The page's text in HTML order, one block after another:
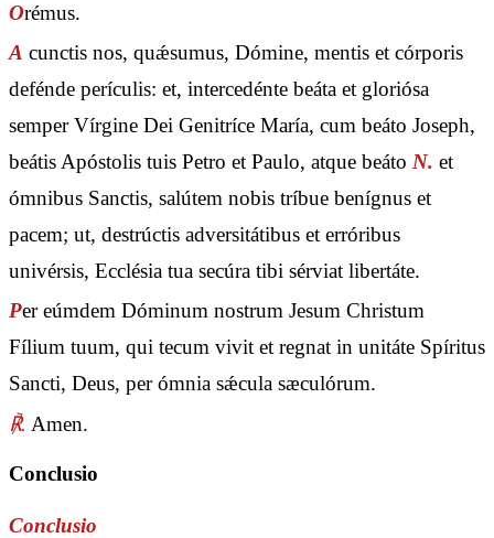
Orémus.
A cunctis nos, quǽsumus, Dómine, mentis et córporis
defénde perículis: et, intercedénte beáta et gloriósa
semper Vírgine Dei Genitríce María, cum beáto Joseph,
beátis Apóstolis tuis Petro et Paulo, atque beáto N. et
ómnibus Sanctis, salútem nobis tríbue benígnus et
pacem; ut, destrúctis adversitátibus et erróribus
univérsis, Ecclésia tua secúra tibi sérviat libertáte.
Per eúmdem Dóminum nostrum Jesum Christum
Fílium tuum, qui tecum vivit et regnat in unitáte Spíritus
Sancti, Deus, per ómnia sǽcula sæculórum.
℟. Amen.
Conclusio
Conclusio